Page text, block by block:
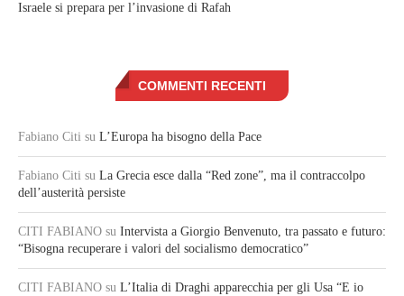
Israele si prepara per l’invasione di Rafah
COMMENTI RECENTI
Fabiano Citi su L’Europa ha bisogno della Pace
Fabiano Citi su La Grecia esce dalla “Red zone”, ma il contraccolpo
dell’austerità persiste
CITI FABIANO su Intervista a Giorgio Benvenuto, tra passato e futuro:
“Bisogna recuperare i valori del socialismo democratico”
CITI FABIANO su L’Italia di Draghi apparecchia per gli Usa “E io